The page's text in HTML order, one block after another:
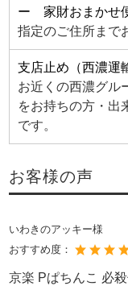
ー 家財おまかせ
指定のご住所まで
支店止め（西濃運
お近くの西濃グル
をお持ちの方・出
です。
お客様の声
いわきのアッキー様
おすすめ度：
京楽 Pぱちんこ 必